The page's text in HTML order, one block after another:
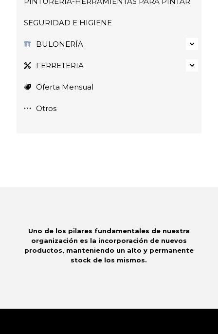
SEGURIDAD E HIGIENE
BULONERÍA
FERRETERIA
Oferta Mensual
Otros
Uno de los pilares fundamentales de nuestra
organización es la incorporación de nuevos
productos, manteniendo un alto y permanente
stock de los mismos.